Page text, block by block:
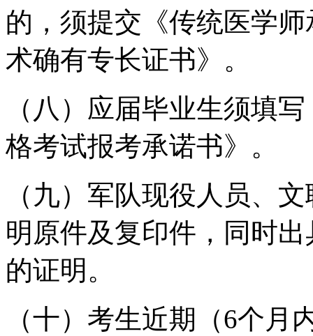
的，须提交《传统医学
术确有专长证书》。
（八）应届毕业生须填
格考试报考承诺书》。
（九）军队现役人员、
明原件及复印件，同时
的证明。
（十）考生近期（6个月